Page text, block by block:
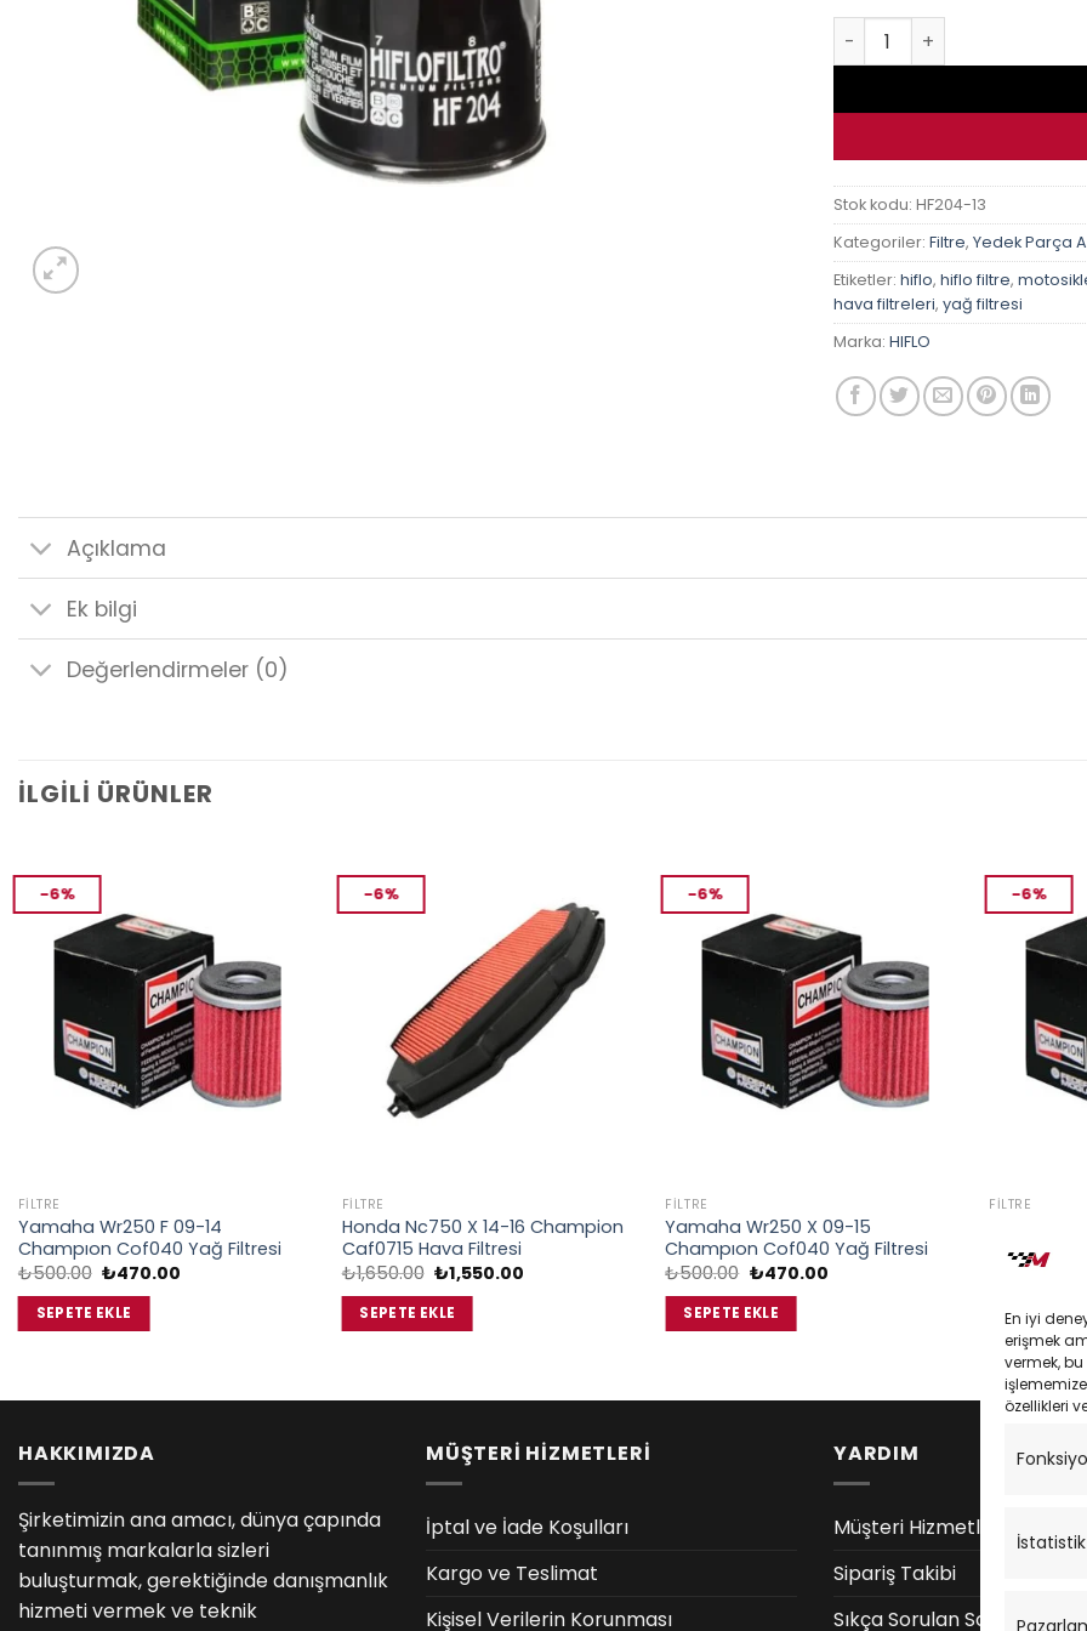
En iyi
erişmek
vermek,
özellikleri
İstatistik
Yamaha Xj6 Dıversıon
Stok kodu: HF204-13
Kategoriler: Filtre, Yedek Parça
Etiketler: hiflo, hiflo filtre,
hava filtreleri, yağ filtresi
Marka: HIFLO
Açıklama
Ek bilgi
Değerlendirmeler (0)
İLGILI ÜRÜNLER
-6%
FILTRE
Yamaha Wr250 F 09-14
Champıon Cof040 Yağ Filtresi
₺500.00 Orijinal
₺500.00.
₺470.00
SEPETE EKLE
-6%
FILTRE
Honda Nc750 X 14-16 Champion
Caf0715 Hava Filtresi
₺1,650.00 Orijinal
fiyat:
₺1,650.00.
₺1,550.00Şu
SEPETE EKLE
-6%
FILTRE
Yamaha Wr250 X 09-15
Champıon Cof040 Yağ Filtresi
₺500.00 Orijinal
₺500.00.
₺470.00Şu
SEPETE EKLE
-6%
FILTRE
500.00
SEPETE
HAKKIMIZDA
Şirketimizin ana amacı, dünya çapında
tanınmış markalarla sizleri
buluşturmak, gerektiğinde danışmanlık
hizmeti vermek ve teknik
MÜŞTERİ HİZMETLERİ
İptal ve İade Koşulları
Kargo ve Teslimat
Kişisel Verilerin Korunması
YARDIM
Müşteri Hizmetleri
Sipariş Takibi
Sıkça Sorulan Sorular